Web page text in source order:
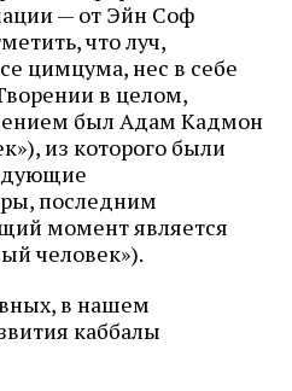
— от Эйн Соф
что луч,
цимцума, нес в себе
в целом,
был Адам Кадмон
из которого были
последним
момент является
человек»).
в нашем
каббалы